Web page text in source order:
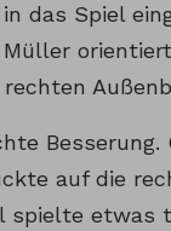
das Spiel
auf die
spielte etwas